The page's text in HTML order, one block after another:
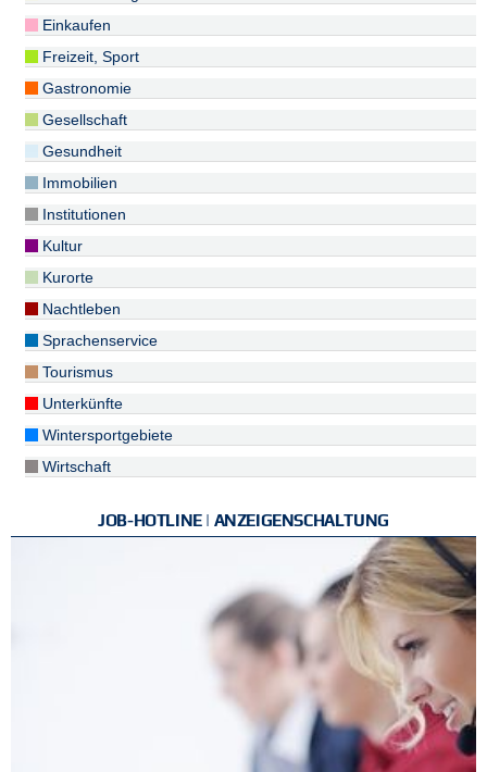
Einkaufen
Freizeit, Sport
Gastronomie
Gesellschaft
Gesundheit
Immobilien
Institutionen
Kultur
Kurorte
Nachtleben
Sprachenservice
Tourismus
Unterkünfte
Wintersportgebiete
Wirtschaft
JOB-HOTLINE | ANZEIGENSCHALTUNG